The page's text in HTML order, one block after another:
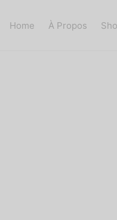
Home À Propos